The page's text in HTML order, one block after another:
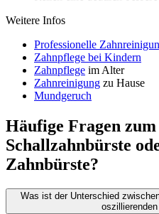
Weitere Infos
Professionelle
Zahnpflege bei Kindern
Zahnpflege im Alter
Zahnreinigung zu Hause
Mundgeruch
Häufige Fragen
Schallzahnbürste
Zahnbürste?
Was ist der Unterschied